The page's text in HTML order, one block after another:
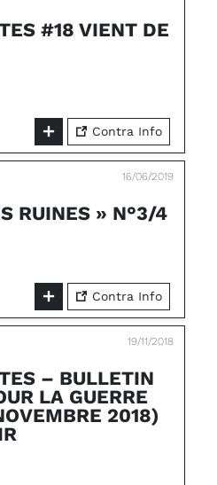
#18 VIENT DE
Contra Info
16/06/2019
RUINES » N°3/4
Contra Info
19/11/2018
– BULLETIN
LA GUERRE
2018)